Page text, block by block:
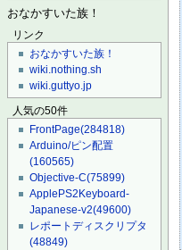
おなかすいた族！
リンク
おなかすいた族！
wiki.nothing.sh
wiki.guttyo.jp
人気の50件
FrontPage(284818)
Arduino/ピン配置
(160565)
Objective-C(75899)
ApplePS2Keyboard-
Japanese-v2(49600)
レポートディスクリプタ
(48849)